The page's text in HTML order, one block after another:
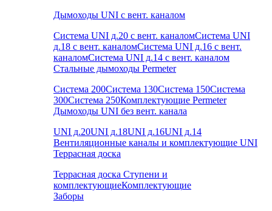
Дымоходы UNI с вент. каналом
Система UNI д.20 с вент. каналомСистема UNI
д.18 с вент. каналомСистема UNI д.16 с вент.
каналомСистема UNI д.14 с вент. каналом
Стальные дымоходы Permeter
Система 200Система 130Система 150Система
300Система 250Комплектующие Permeter
Дымоходы UNI без вент. канала
UNI д.20UNI д.18UNI д.16UNI д.14
Вентиляционные каналы и комплектующие UNI
Террасная доска
Террасная доска Ступени и
комплектующиеКомплектующие
Заборы